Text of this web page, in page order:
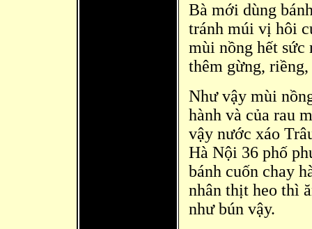
Bà mới dùng
tránh múi vị hôi
mùi nồng hết sức
thêm gừng,
Như vậy mùi
hành và của rau
vậy nước xáo
Hà Nội 36 phố
bánh cuốn chay
nhân thịt heo thì
như bún vậy.